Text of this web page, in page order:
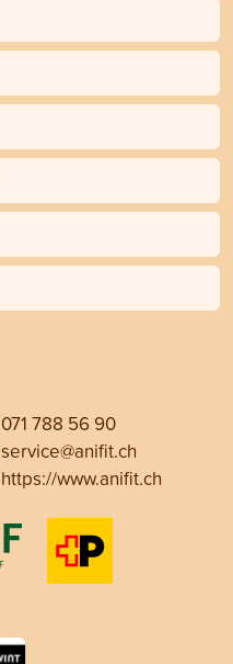
071 788 56 90
service@anifit.ch
https://www.anifit.ch